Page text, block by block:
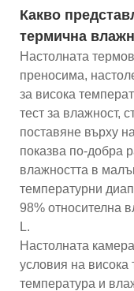
Какво
термична
Настолната
преносима,
за висока
тест за влажност,
поставяне върху
показва по-добра
влажността в
температурни
98% относителна
L.
Настолната
условия на висока
температура и